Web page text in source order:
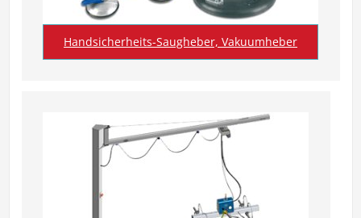
Handsicherheits-Saugheber, Vakuumheber